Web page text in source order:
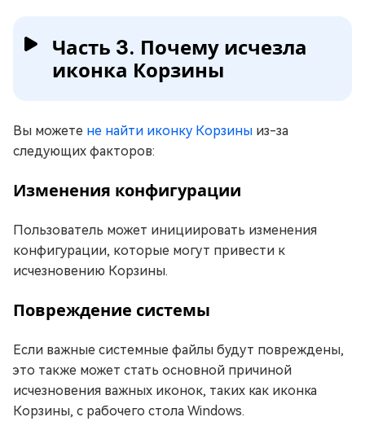
Часть 3. Почему исчезла
иконка Корзины
Вы можете не найти иконку Корзины из-за
следующих факторов:
Изменения конфигурации
Пользователь может инициировать изменения
конфигурации, которые могут привести к
исчезновению Корзины.
Повреждение системы
Если важные системные файлы будут повреждены,
это также может стать основной причиной
исчезновения важных иконок, таких как иконка
Корзины, с рабочего стола Windows.